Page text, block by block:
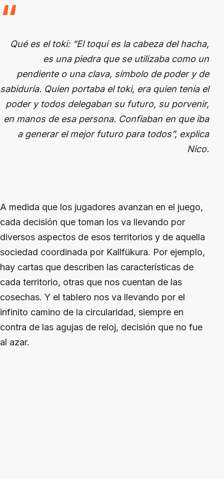
Qué es el toki: “El toqui es la cabeza del hacha,
es una piedra que se utilizaba como un
pendiente o una clava, símbolo de poder y de
sabiduría. Quien portaba el toki, era quien tenía el
poder y todos delegaban su futuro, su porvenir,
en manos de esa persona. Confiaban en que iba
a generar el mejor futuro para todos”, explica
Nico.
A medida que los jugadores avanzan en el juego,
cada decisión que toman los va llevando por
diversos aspectos de esos territorios y de aquella
sociedad coordinada por Kallfükura. Por ejemplo,
hay cartas que describen las características de
cada territorio, otras que nos cuentan de las
cosechas. Y el tablero nos va llevando por el
infinito camino de la circularidad, siempre en
contra de las agujas de reloj, decisión que no fue
al azar.